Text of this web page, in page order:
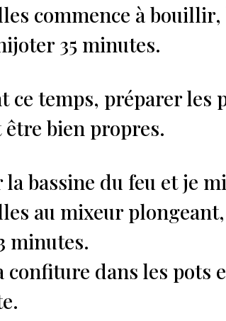
commence à bouillir,
35 minutes.
ce temps, préparer les
bien propres.
la bassine du feu et je
au mixeur
minutes.
confiture dans les pots